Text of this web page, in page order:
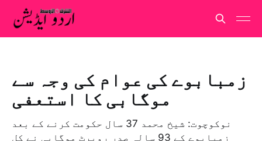
زمبابوے کی عوام کی وجہ سے
موگابی کا استعفی
نوکوچوت: شیخ محمد 37 سال حکومت کرنے کے بعد
زمبابوے کے 93 سالہ صدر روبرٹ موگابی نے کل